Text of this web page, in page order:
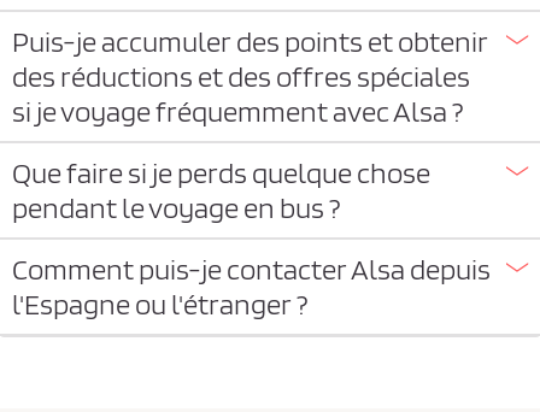
Puis-je accumuler des points et obtenir
des réductions et des offres spéciales
si je voyage fréquemment avec Alsa ?
Que faire si je perds quelque chose
pendant le voyage en bus ?
Comment puis-je contacter Alsa depuis
l'Espagne ou l'étranger ?